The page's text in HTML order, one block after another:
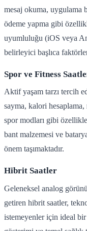
mesaj okuma, uygulama
ödeme yapma gibi
uyumluluğu (iOS veya
belirleyici başlıca
Spor ve Fitness
Aktif yaşam tarzı tercih
sayma, kalori
spor modları gibi
bant malzemesi ve
önem taşımaktadır.
Hibrit Saatler
Geleneksel analog
getiren hibrit saatler,
istemeyenler için ideal